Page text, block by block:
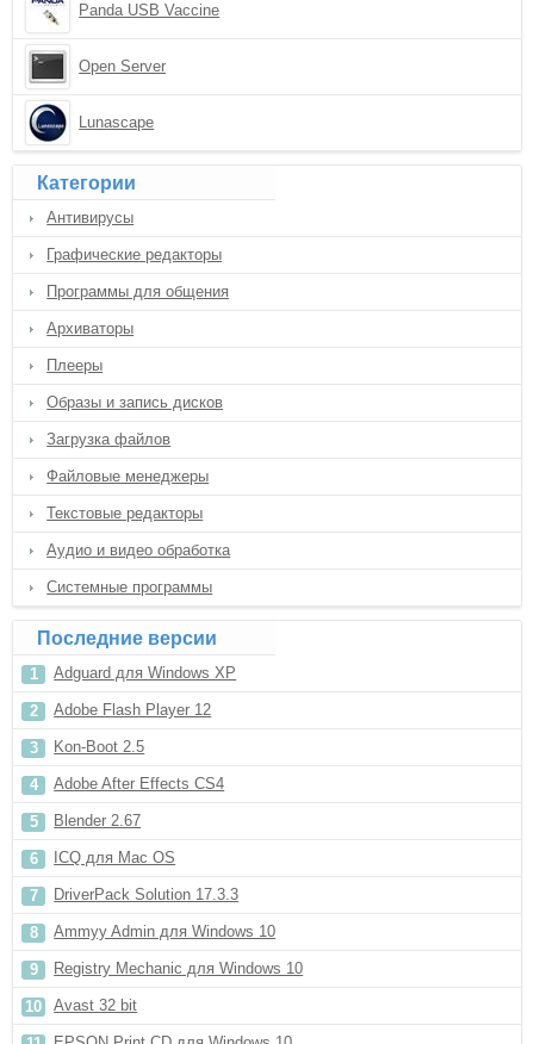
Panda USB Vaccine
Open Server
Lunascape
Категории
Антивирусы
Графические редакторы
Программы для общения
Архиваторы
Плееры
Образы и запись дисков
Загрузка файлов
Файловые менеджеры
Текстовые редакторы
Аудио и видео обработка
Системные программы
Последние версии
Adguard для Windows XP
Adobe Flash Player 12
Kon-Boot 2.5
Adobe After Effects CS4
Blender 2.67
ICQ для Mac OS
DriverPack Solution 17.3.3
Ammyy Admin для Windows 10
Registry Mechanic для Windows 10
Avast 32 bit